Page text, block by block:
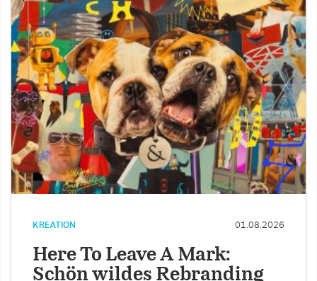
KREATION 01.08.2026
Here To Leave A Mark:
Schön wildes Rebranding